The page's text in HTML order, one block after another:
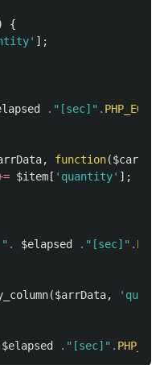
{
];
. "[sec]" . PHP_EOL
, function($carry
$item [ 'quantity' ];
. $elapsed . "[sec]" .
($arrData,
$elapsed . "[sec]" . PHP_EOL